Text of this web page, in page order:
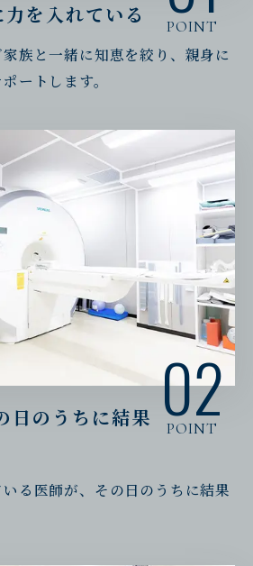
POINT
を入れている
族と一緒に知恵を絞り、親身に
ートします。
02
POINT
のうちに結果
る医師が、その日のうちに結果